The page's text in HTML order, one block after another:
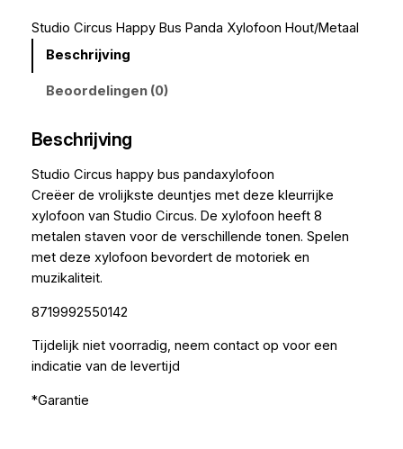
Studio Circus Happy Bus Panda Xylofoon Hout/Metaal
Beschrijving
Beoordelingen (0)
Beschrijving
Studio Circus happy bus pandaxylofoon
Creëer de vrolijkste deuntjes met deze kleurrijke
xylofoon van Studio Circus. De xylofoon heeft 8
metalen staven voor de verschillende tonen. Spelen
met deze xylofoon bevordert de motoriek en
muzikaliteit.
8719992550142
Tijdelijk niet voorradig, neem contact op voor een
indicatie van de levertijd
*Garantie